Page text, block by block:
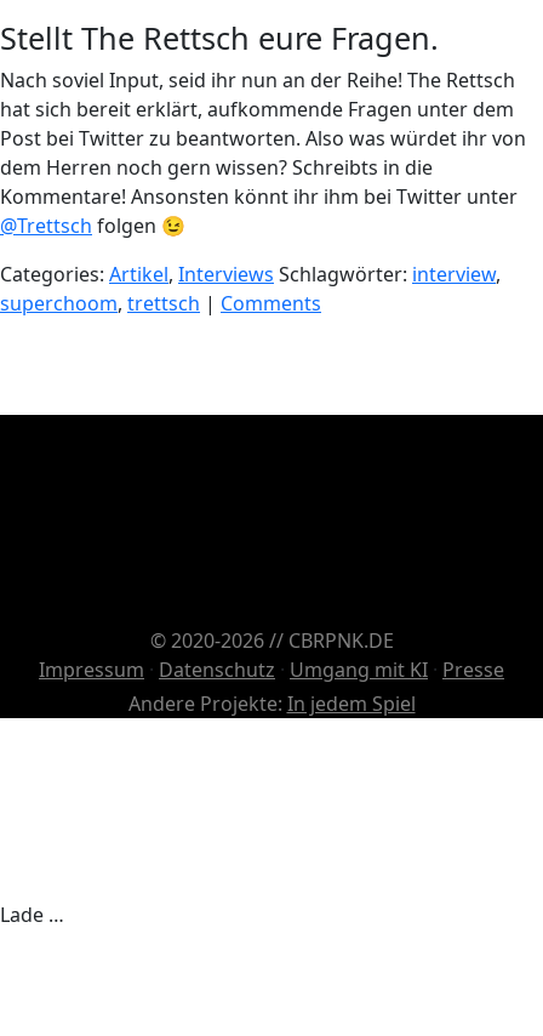
Stellt The Rettsch eure Fragen.
Nach soviel Input, seid ihr nun an der Reihe! The Rettsch
hat sich bereit erklärt, aufkommende Fragen unter dem
Post bei Twitter zu beantworten. Also was würdet ihr von
dem Herren noch gern wissen? Schreibts in die
Kommentare! Ansonsten könnt ihr ihm bei Twitter unter
@Trettsch folgen 😉
Categories: Artikel, Interviews Schlagwörter: interview,
superchoom, trettsch | Comments
© 2020-2026 // CBRPNK.DE
Impressum · Datenschutz · Umgang mit KI · Presse
Andere Projekte: In jedem Spiel
Lade …